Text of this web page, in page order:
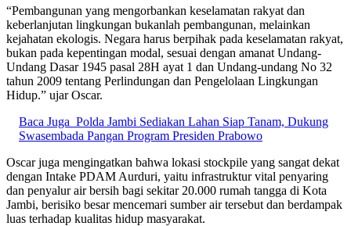
“Pembangunan yang mengorbankan keselamatan rakyat dan
keberlanjutan lingkungan bukanlah pembangunan, melainkan
kejahatan ekologis. Negara harus berpihak pada keselamatan rakyat,
bukan pada kepentingan modal, sesuai dengan amanat Undang-
Undang Dasar 1945 pasal 28H ayat 1 dan Undang-undang No 32
tahun 2009 tentang Perlindungan dan Pengelolaan Lingkungan
Hidup.” ujar Oscar.
Baca Juga Polda Jambi Sediakan Lahan Siap Tanam, Dukung
Swasembada Pangan Program Presiden Prabowo
Oscar juga mengingatkan bahwa lokasi stockpile yang sangat dekat
dengan Intake PDAM Aurduri, yaitu infrastruktur vital penyaring
dan penyalur air bersih bagi sekitar 20.000 rumah tangga di Kota
Jambi, berisiko besar mencemari sumber air tersebut dan berdampak
luas terhadap kualitas hidup masyarakat.